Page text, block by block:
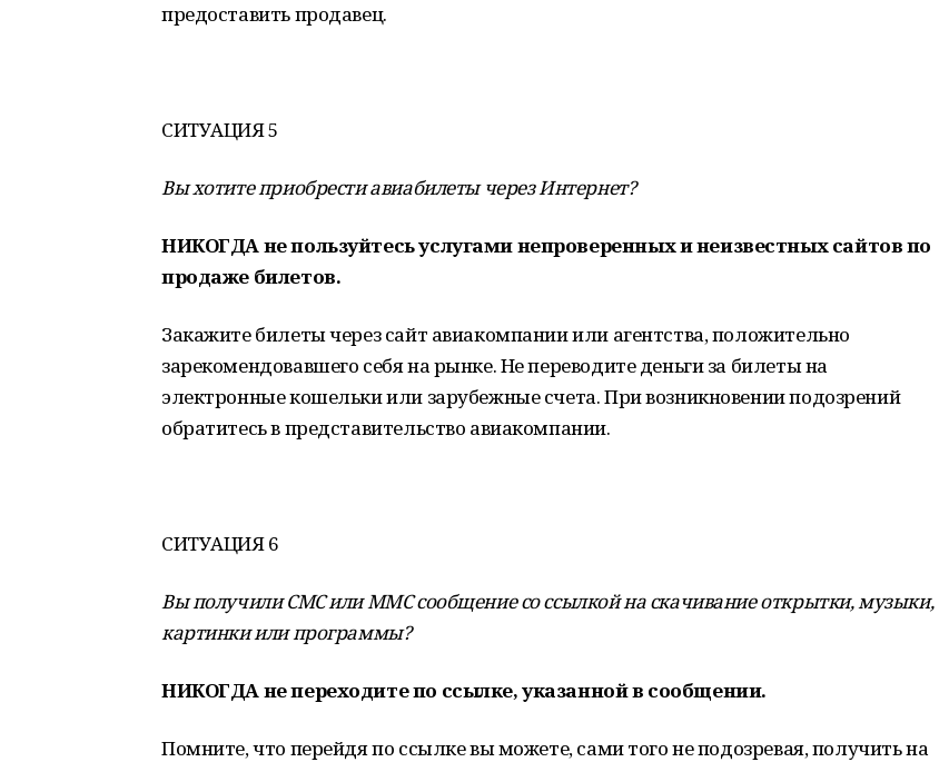
предоставить продавец.
СИТУАЦИЯ 5
Вы хотите приобрести авиабилеты через Интернет?
НИКОГДА не пользуйтесь услугами непроверенных и неизвестных сайтов по
продаже билетов.
Закажите билеты через сайт авиакомпании или агентства, положительно
зарекомендовавшего себя на рынке. Не переводите деньги за билеты на
электронные кошельки или зарубежные счета. При возникновении подозрений
обратитесь в представительство авиакомпании.
СИТУАЦИЯ 6
Вы получили СМС или ММС сообщение со ссылкой на скачивание открытки, музыки,
картинки или программы?
НИКОГДА не переходите по ссылке, указанной в сообщении.
Помните, что перейдя по ссылке вы можете, сами того не подозревая, получить на